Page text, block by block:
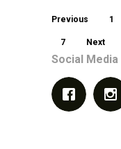
Previous 1
7 Next
Social Media